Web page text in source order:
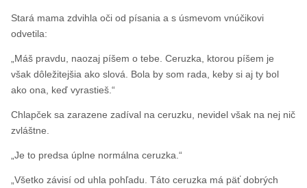
Stará mama zdvihla oči od písania a s úsmevom vnúčikovi
odvetila:
„Máš pravdu, naozaj píšem o tebe. Ceruzka, ktorou píšem je
však dôležitejšia ako slová. Bola by som rada, keby si aj ty bol
ako ona, keď vyrastieš.“
Chlapček sa zarazene zadíval na ceruzku, nevidel však na nej nič
zvláštne.
„Je to predsa úplne normálna ceruzka.“
„Všetko závisí od uhla pohľadu. Táto ceruzka má päť dobrých